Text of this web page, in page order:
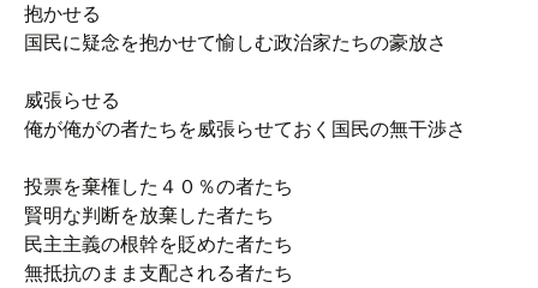
抱かせる
国民に疑念を抱かせて愉しむ政治家たちの豪放さ
威張らせる
俺が俺がの者たちを威張らせておく国民の無干渉さ
投票を棄権した４０％の者たち
賢明な判断を放棄した者たち
民主主義の根幹を貶めた者たち
無抵抗のまま支配される者たち